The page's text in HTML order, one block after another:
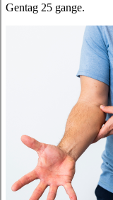
Gentag 25 gange.